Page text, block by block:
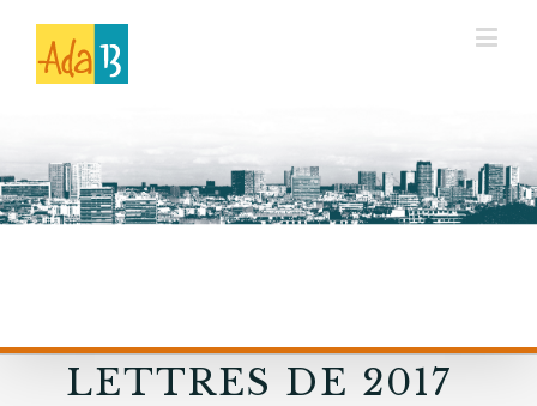
LETTRES DE 2017